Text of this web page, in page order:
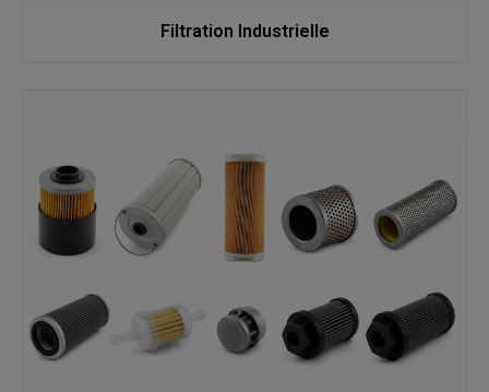
Filtration Industrielle